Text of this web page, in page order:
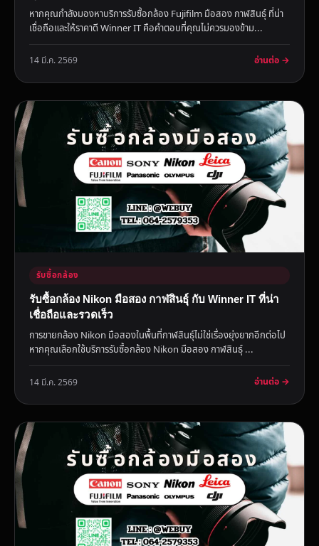
หากคุณกำลังมองหาบริการรับซื้อกล้อง Fujifilm มือสอง กาฬสินธุ์ ที่น่า
เชื่อถือและให้ราคาดี Winner IT คือคำตอบที่คุณไม่ควรมองข้าม...
14 มี.ค. 2569 อ่านต่อ →
รับซื้อกล้อง
รับซื้อกล้อง Nikon มือสอง กาฬสินธุ์ กับ Winner IT ที่น่า
เชื่อถือและรวดเร็ว
การขายกล้อง Nikon มือสองในพื้นที่กาฬสินธุ์ไม่ใช่เรื่องยุ่งยากอีกต่อไป
หากคุณเลือกใช้บริการรับซื้อกล้อง Nikon มือสอง กาฬสินธุ์ ...
14 มี.ค. 2569 อ่านต่อ →